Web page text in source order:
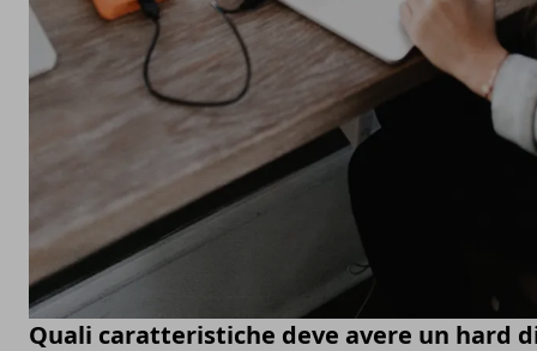
Quali caratteristiche deve avere un hard